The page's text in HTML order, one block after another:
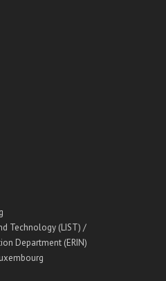
Technology (LIST) /
Department (ERIN)